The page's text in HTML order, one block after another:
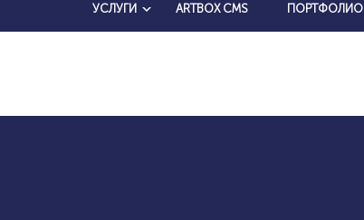
УСЛУГИ ARTBOX CMS ПОРТФОЛИО